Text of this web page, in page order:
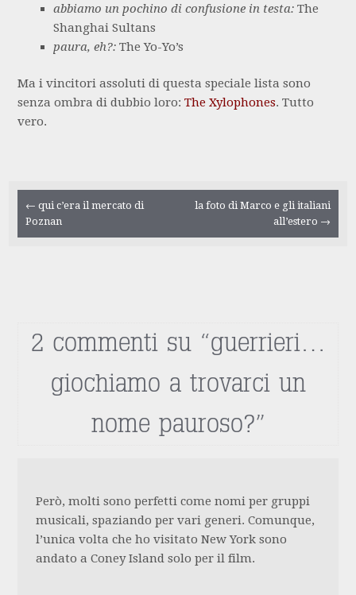
abbiamo un pochino di confusione in testa:The
Shanghai Sultans
paura, eh?:The Yo-Yo’s
Ma i vincitori assoluti di questa speciale lista sono
senza ombra di dubbio loro:The Xylophones. Tutto
vero.
Navigazione
← qui c’era il mercato di
Poznan
la foto di Marco e gli italiani
all’estero →
2 commenti su “guerrieri…
giochiamo a trovarci un
nome pauroso?”
Però, molti sono perfetti come nomi per gruppi
musicali, spaziando per vari generi. Comunque,
l’unica volta che ho visitato New York sono
andato a Coney Island solo per il film.